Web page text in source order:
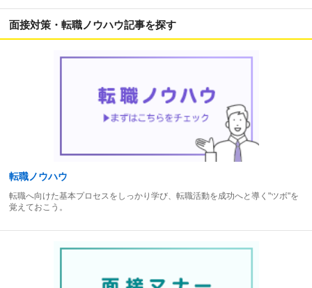
面接対策・転職ノウハウ記事を探す
転職ノウハウ
転職へ向けた基本プロセスをしっかり学び、転職活動を成功へと導く"ツボ"を
覚えておこう。